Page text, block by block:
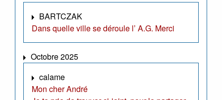
BARTCZAK
Dans quelle ville se déroule l’ A.G. Merci
Octobre 2025
calame
Mon cher André